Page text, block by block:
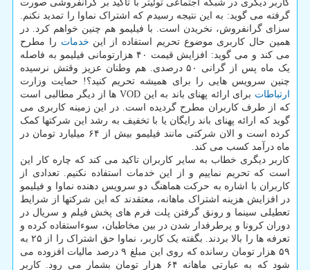
کاربر دیگری در شبکه اجتماعی توئیتر با تاکید بر گرانفروشی صورت
گرفته می گوید: به این نتیجه رسیدم که اشتراک نماوا را تمدید نکنم.
سزای گرانفروش، نخریدن است. با فیلیمو هم چنین خواهم کرد. در
همین حال کاربری موضوع تحریم استفاده از این خدمات را مطرح
می کند و می گوید: افزایش قیمت ۴۰ هزارتومانی فیلیمو به فاصله
یک ماه پس از گرانی ۵۰ درصدی. هم وطنان عزیز وقتش نرسیده
چنین سرویس هایی را برای همیشه تحریم کنید؟! حمایت وزارت
ارتباطات
برای ارائه پهنای باند به این VOD ها از دیگر مطالبی است
که از طرف کاربران مطرح گردیده است. در این زمینه کاربری می
گوید که ارائه پهنای باند رایگان یا با تخفیف به رشد این شرکتها کمک
کرده است و الان شرکتی مانند فیلیمو بیش از ۶۴ میلیارد تومان در
ماه درآمد کسب می کند.
کاربر دیگری خطاب به سایر کاربران تاکید می کند که چاره کار این
است که تحریم نماییم و از این خدمات استفاده نکنیم. تعدادی از
کاربران با اشاره به حرکت هماهنگ دو سرویس دهنده نماوا و فیلیمو
در افزایش هزینه اشتراک ماهانه، معتقدند که این شرکتها از شرایط
تعطیلی سینما و رونق گرفتن پلت فرم های پخش فیلم و سریال در
دوران کرونا و پرطرفدار شدن در بین مخاطبان، سوءاستفاده کرده و
تعرفه ها را بالا بردند. بگفته یک کاربر، نماوا حق اشتراک را از ۲۵ به
۵۹ هزار تومان رسانده که روی این مبلغ ۹ درصد مالیات افزوده می
شود که به عبارتی ماهانه ۶۴ هزار تومان بشمار می رود. کاربر